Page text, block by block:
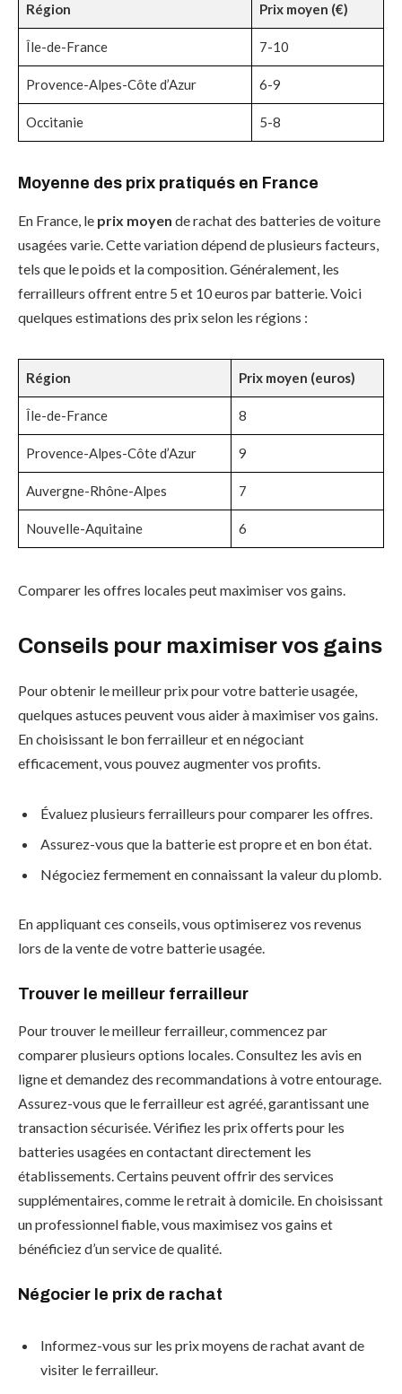
Région Prix moyen (€)
Île-de-France 7-10
Provence-Alpes-Côte d’Azur 6-9
Occitanie 5-8
Moyenne des prix pratiqués en France
En France, le prix moyen de rachat des batteries de voiture
usagées varie. Cette variation dépend de plusieurs facteurs,
tels que le poids et la composition. Généralement, les
ferrailleurs offrent entre 5 et 10 euros par batterie. Voici
quelques estimations des prix selon les régions :
Région Prix moyen (euros)
Île-de-France 8
Provence-Alpes-Côte d’Azur 9
Auvergne-Rhône-Alpes 7
Nouvelle-Aquitaine 6
Comparer les offres locales peut maximiser vos gains.
Conseils pour maximiser vos gains
Pour obtenir le meilleur prix pour votre batterie usagée,
quelques astuces peuvent vous aider à maximiser vos gains.
En choisissant le bon ferrailleur et en négociant
efficacement, vous pouvez augmenter vos profits.
Évaluez plusieurs ferrailleurs pour comparer les offres.
Assurez-vous que la batterie est propre et en bon état.
Négociez fermement en connaissant la valeur du plomb.
En appliquant ces conseils, vous optimiserez vos revenus
lors de la vente de votre batterie usagée.
Trouver le meilleur ferrailleur
Pour trouver le meilleur ferrailleur, commencez par
comparer plusieurs options locales. Consultez les avis en
ligne et demandez des recommandations à votre entourage.
Assurez-vous que le ferrailleur est agréé, garantissant une
transaction sécurisée. Vérifiez les prix offerts pour les
batteries usagées en contactant directement les
établissements. Certains peuvent offrir des services
supplémentaires, comme le retrait à domicile. En choisissant
un professionnel fiable, vous maximisez vos gains et
bénéficiez d’un service de qualité.
Négocier le prix de rachat
Informez-vous sur les prix moyens de rachat avant de
visiter le ferrailleur.